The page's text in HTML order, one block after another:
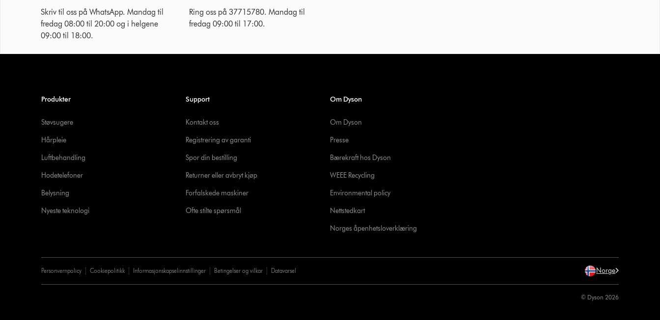
Skriv til oss på WhatsApp. Mandag til
fredag 08:00 til 20:00 og i helgene
09:00 til 18:00.
Ring oss på 37715780. Mandag til
fredag 09:00 til 17:00.
Produkter
Støvsugere
Hårpleie
Luftbehandling
Hodetelefoner
Belysning
Nyeste teknologi
Support
Kontakt oss
Registrering av garanti
Spor din bestilling
Returner eller avbryt kjøp
Forfalskede maskiner
Ofte stilte spørsmål
Om Dyson
Om Dyson
Presse
Bærekraft hos Dyson
WEEE Recycling
Environmental policy
Nettstedkart
Norges åpenhetsloverklæring
Personvernpolicy Cookiepolitikk Informasjonskapselinnstillinger Betingelser og vilkar Datavarsel Norge
© Dyson 2026